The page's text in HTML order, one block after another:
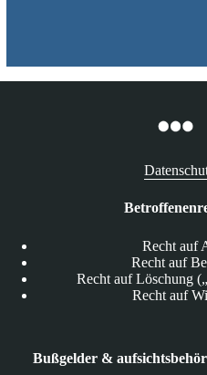
Recht auf
Recht auf
Recht auf Löschung
Recht auf
Bußgelder &